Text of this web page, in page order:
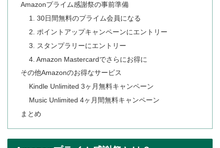
Amazonプライム感謝祭の事前準備
1. 30日間無料のプライム会員になる
2. ポイントアップキャンペーンにエントリー
3. スタンプラリーにエントリー
4. Amazon Mastercardでさらにお得に
その他Amazonのお得なサービス
Kindle Unlimited 3ヶ月無料キャンペーン
Music Unlimited 4ヶ月間無料キャンペーン
まとめ